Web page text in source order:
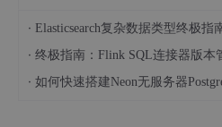
· Elasticsearch复杂数据类型终极指
· 终极指南：Flink SQL连接器版本管
· 如何快速搭建Neon无服务器